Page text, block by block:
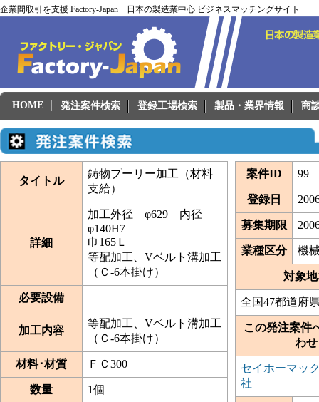
企業間取引を支援 Factory-Japan 日本の製造業中心 ビジネスマッチングサイト
HOME 発注案件検索 登録工場検索 製品・業界情報 商
タイトル
鋳物プーリー加工（材料
支給）
詳細
加工外径 φ629 内径
φ140H7
巾165Ｌ
等配加工、Vベルト溝加工
（Ｃ-6本掛け）
必要設備
加工内容
等配加工、Vベルト溝加工
（Ｃ-6本掛け）
材料･材質 ＦＣ300
数量 1個
案件ID 99
登録日
募集期限
業種区分 機
対象
全国47都道府
この発注案件
わせ
セイホーマッ
社